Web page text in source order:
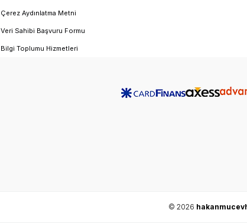
Çerez Aydınlatma Metni
Veri Sahibi Başvuru Formu
Bilgi Toplumu Hizmetleri
© 2026